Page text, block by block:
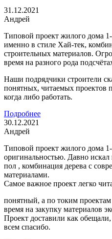
31.12.2021
Андрей
Типовой проект жилого дома
именно в стиле Хай-тек,
строительных материалов.
время на разного рода
Наши подрядчики строители
понятных, читаемых проектов
когда либо работать.
Подробнее
30.12.2021
Андрей
Типовой проект жилого дома
оригинальностью. Давно искал
пол , комбинация дерева с
материалами.
Самое важное проект легко
понятный, а по токим проектам
время на закупку материалов
Проект доставили как
всем спасибо.